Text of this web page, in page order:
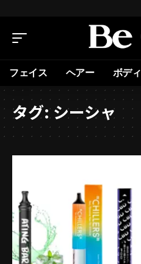
フェイス ヘアー ボディ
タグ:シーシャ